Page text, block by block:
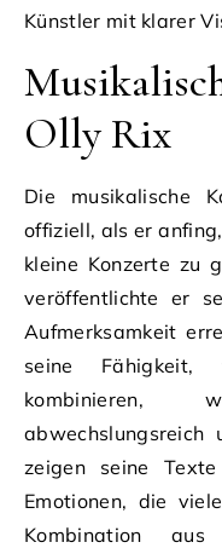
Künstler mit klarer
Olly Rix
Die musikalische
offiziell, als er
kleine Konzerte zu
veröffentlichte er
Aufmerksamkeit
seine Fähigkeit,
kombinieren,
abwechslungsreich
zeigen seine
Emotionen, die
Kombination